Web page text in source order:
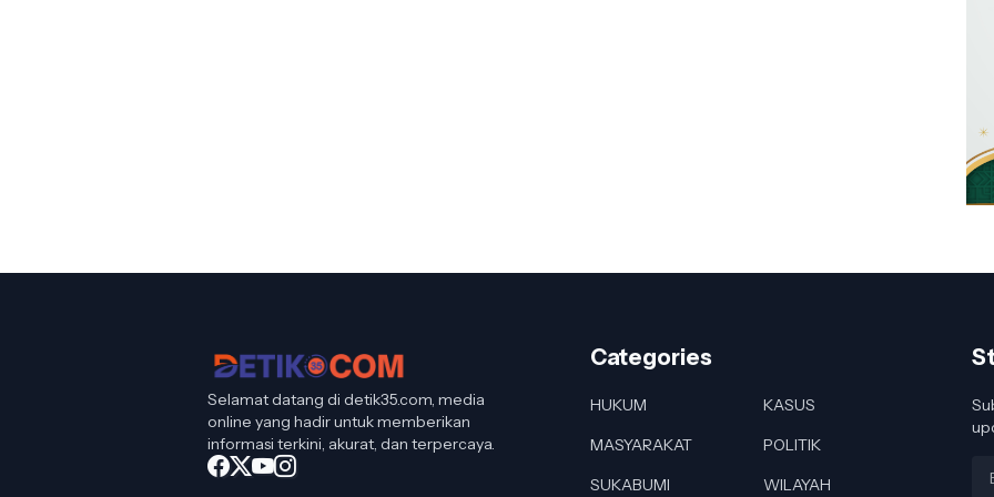
Selamat datang di detik35.com, media
online yang hadir untuk memberikan
informasi terkini, akurat, dan terpercaya.
Categories
HUKUM
KASUS
MASYARAKAT
POLITIK
SUKABUMI
WILAYAH